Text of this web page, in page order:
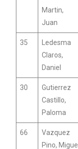
Martin,
Juan
35
Ledesma
Claros,
Daniel
30
Gutierrez
Castillo,
Paloma
66
Vazquez
Pino, Miguel